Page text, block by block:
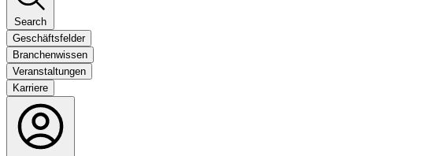
Search
Geschäftsfelder
Branchenwissen
Veranstaltungen
Karriere